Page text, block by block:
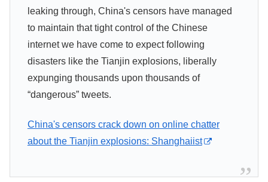
leaking through, China's censors have managed
to maintain that tight control of the Chinese
internet we have come to expect following
disasters like the Tianjin explosions, liberally
expunging thousands upon thousands of
“dangerous” tweets.
China's censors crack down on online chatter
about the Tianjin explosions: Shanghaiist